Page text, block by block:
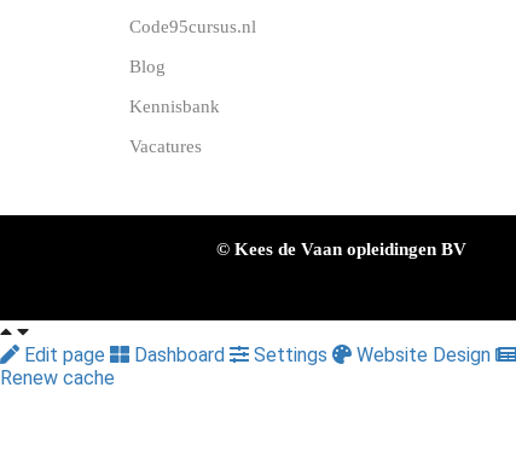
Code95cursus.nl
Blog
Kennisbank
Vacatures
© Kees de Vaan opleidingen BV
Edit page Dashboard Settings Website Design
Renew cache